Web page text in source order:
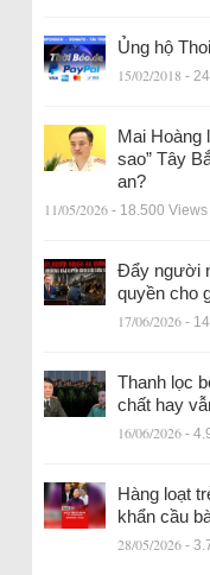
Ủng hộ
15/02/2018 -
Mai Hoàng
sao” Tây
an?
11/05/2026 - 18.500 Views
Đẩy người
quyền cho
17/06/2026 -
Thanh lọc
chất hay
16/06/2026 -
Hàng loạt
khẩn cầu
28/05/2026 -